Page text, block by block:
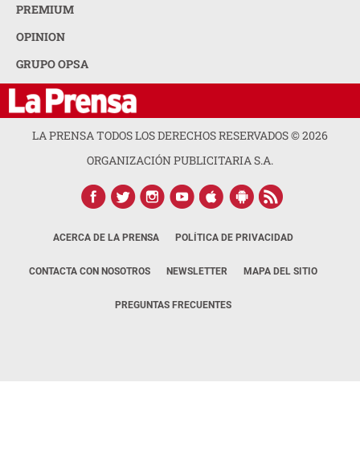
PREMIUM
OPINION
GRUPO OPSA
LA PRENSA TODOS LOS DERECHOS RESERVADOS ©2026
ORGANIZACIÓN PUBLICITARIA S.A.
ACERCA DE LA PRENSA POLÍTICA DE PRIVACIDAD
CONTACTA CON NOSOTROS NEWSLETTER MAPA DEL SITIO
PREGUNTAS FRECUENTES